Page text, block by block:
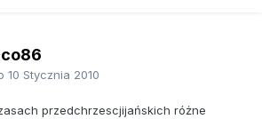
10 Stycznia 2010
przedchrzescjijańskich różne